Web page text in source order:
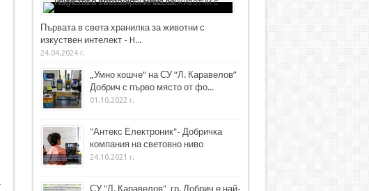
Първата в света хранилка за животни с
изкуствен интелект - H...
24.04.2024 г.
„Умно кошче“ на СУ “Л. Каравелов”
Добрич с първо място от фо...
01.10.2022 г.
"Антекс Електроник"- Добричка
компания на световно ниво
24.10.2021 г.
СУ "Л. Каравелов", гр. Добрич е най-